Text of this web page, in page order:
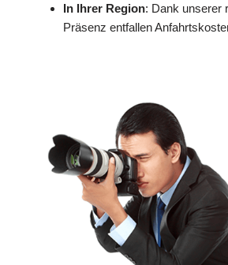
In Ihrer Region: Dank unserer
Präsenz entfallen